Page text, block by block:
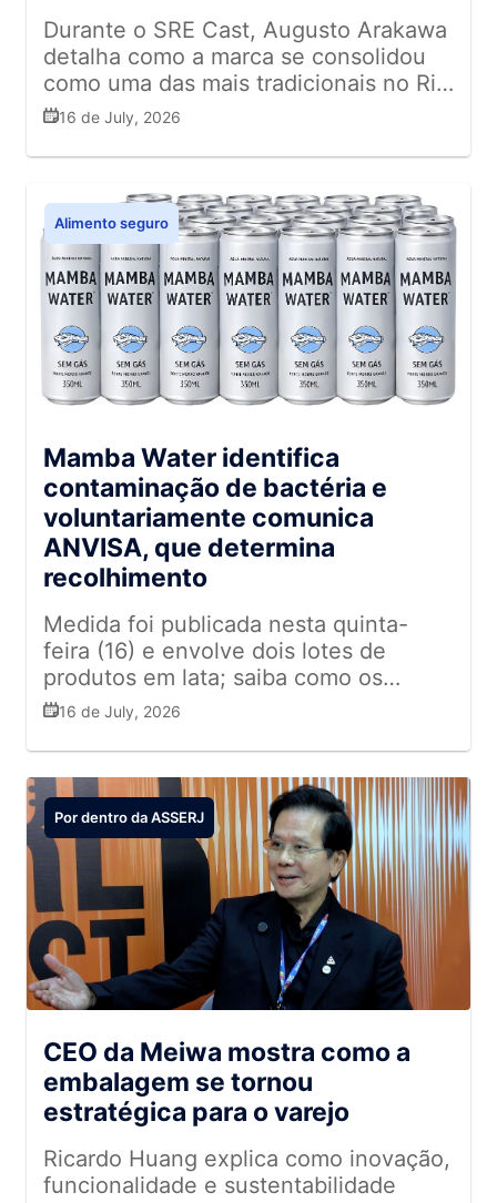
Durante o SRE Cast, Augusto Arakawa
detalha como a marca se consolidou
como uma das mais tradicionais no Rio
de Janeiro e uma grande potência
16 de July, 2026
Alimento seguro
Mamba Water identifica
contaminação de bactéria e
voluntariamente comunica
ANVISA, que determina
recolhimento
Medida foi publicada nesta quinta-
feira (16) e envolve dois lotes de
produtos em lata; saiba como os
supermercadistas devem agir
16 de July, 2026
Por dentro da ASSERJ
CEO da Meiwa mostra como a
embalagem se tornou
estratégica para o varejo
Ricardo Huang explica como inovação,
funcionalidade e sustentabilidade